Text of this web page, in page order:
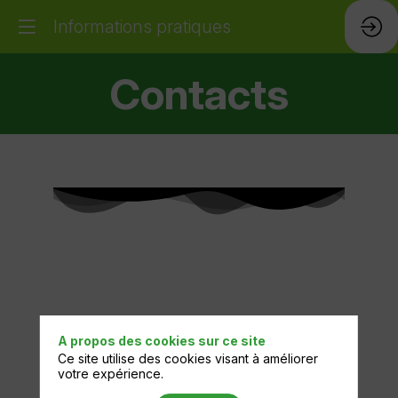
Informations pratiques
Contacts
A propos des cookies sur ce site
Ce site utilise des cookies visant à améliorer
votre expérience.